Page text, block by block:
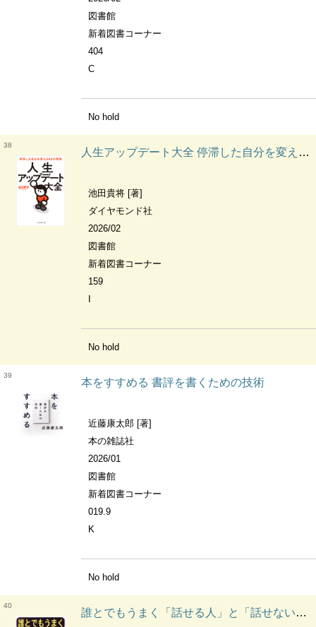
図書館
新着図書コーナー
404
C
No hold
38
人生アップデート大全 停滞した自分を変える66の習慣
池田貴将 [著]
ダイヤモンド社
2026/02
図書館
新着図書コーナー
159
No hold
39
本をすすめる 書評を書くための技術
近藤康太郎 [著]
本の雑誌社
2026/01
図書館
新着図書コーナー
019.9
K
No hold
40
誰とでもうまく「話せる人」と「話せない人」の習慣